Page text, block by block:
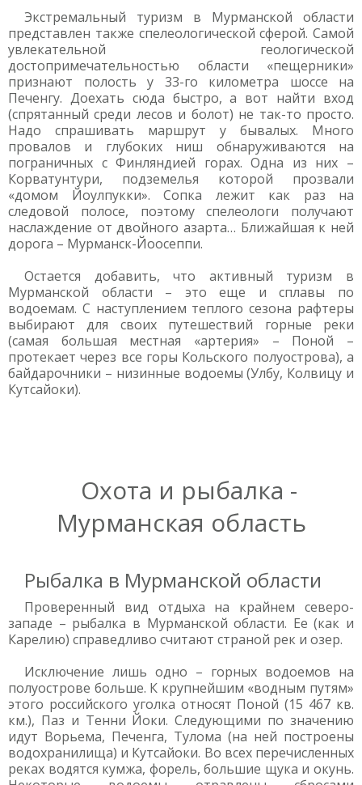
Экстремальный туризм в Мурманской области
представлен также спелеологической сферой. Самой
увлекательной геологической
достопримечательностью области «пещерники»
признают полость у 33-го километра шоссе на
Печенгу. Доехать сюда быстро, а вот найти вход
(спрятанный среди лесов и болот) не так-то просто.
Надо спрашивать маршрут у бывалых. Много
провалов и глубоких ниш обнаруживаются на
пограничных с Финляндией горах. Одна из них –
Корватунтури, подземелья которой прозвали
«домом Йоулпукки». Сопка лежит как раз на
следовой полосе, поэтому спелеологи получают
наслаждение от двойного азарта… Ближайшая к ней
дорога – Мурманск-Йоосеппи.
Остается добавить, что активный туризм в
Мурманской области – это еще и сплавы по
водоемам. С наступлением теплого сезона рафтеры
выбирают для своих путешествий горные реки
(самая большая местная «артерия» – Поной –
протекает через все горы Кольского полуострова), а
байдарочники – низинные водоемы (Улбу, Колвицу и
Кутсайоки).
Охота и рыбалка -
Мурманская область
Рыбалка в Мурманской области
Проверенный вид отдыха на крайнем северо-
западе – рыбалка в Мурманской области. Ее (как и
Карелию) справедливо считают страной рек и озер.
Исключение лишь одно – горных водоемов на
полуострове больше. К крупнейшим «водным путям»
этого российского уголка относят Поной (15 467 кв.
км.), Паз и Тенни Йоки. Следующими по значению
идут Ворьема, Печенга, Тулома (на ней построены
водохранилища) и Кутсайоки. Во всех перечисленных
реках водятся кумжа, форель, большие щука и окунь.